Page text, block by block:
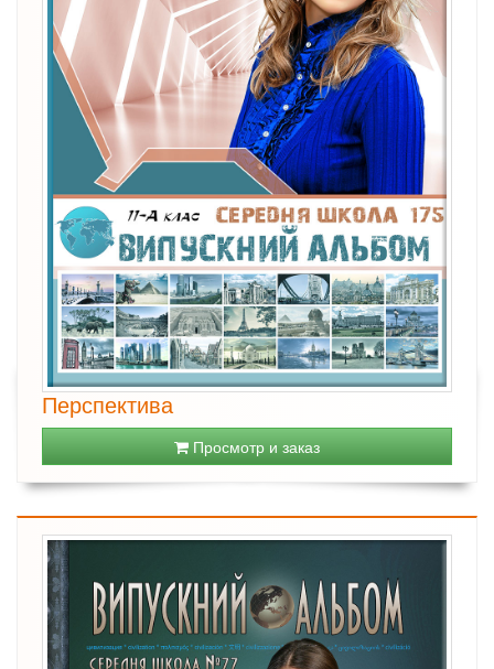
Перспектива
Просмотр и заказ